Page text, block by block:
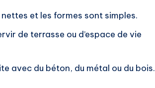
nettes et les formes sont simples.
de terrasse ou d’espace de vie
avec du béton, du métal ou du bois.